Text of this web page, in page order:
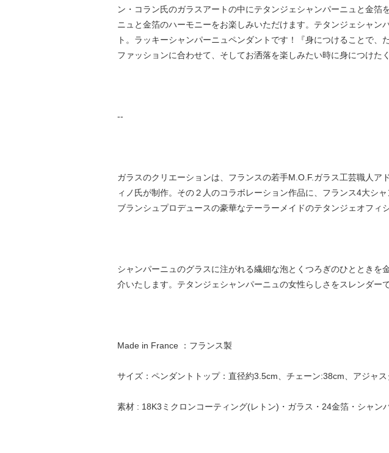
ン・コラン氏のガラスアートの中にテタンジェシャンパーニュと金
ニュと金箔のハーモニーをお楽しみいただけます。テタンジェシャ
ト。ラッキーシャンパーニュペンダントです！『身につけることで
ファッションに合わせて、そしてお洒落を楽しみたい時に身につけた
--
ガラスのクリエーションは、フランスの若手M.O.F.ガラス工芸職人
ィノ氏が制作。その２人のコラボレーション作品に、フランス4大シ
ブランシュプロデュースの豪華なテーラーメイドのテタンジェオフィ
シャンパーニュのグラスに注がれる繊細な泡とくつろぎのひととき
介いたします。テタンジェシャンパーニュの女性らしさをスレンダー
Made in France ：フランス製
サイズ：ペンダントトップ：直径約3.5cm、チェーン:38cm、アジャ
素材 : 18K3ミクロンコーティング(レトン)・ガラス・24金箔・シャン